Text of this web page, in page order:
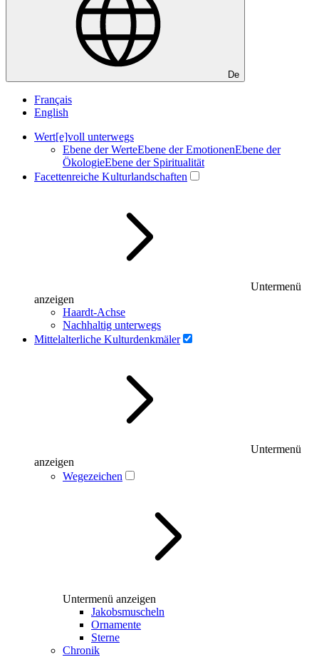
De
Français
English
Wert[e]voll unterwegs
Ebene der WerteEbene der EmotionenEbene der
ÖkologieEbene der Spi­ri­tua­li­tät
Facettenreiche Kulturlandschaften
Untermenü
anzeigen
Haardt-Achse
Nachhaltig unterwegs
Mittelalterliche Kulturdenkmäler
Untermenü
anzeigen
Wegezeichen
Untermenü anzeigen
Jakobsmuscheln
Ornamente
Sterne
Chronik